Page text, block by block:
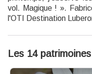
vol. Magique ! ».
l'OTI Destination
Les 14